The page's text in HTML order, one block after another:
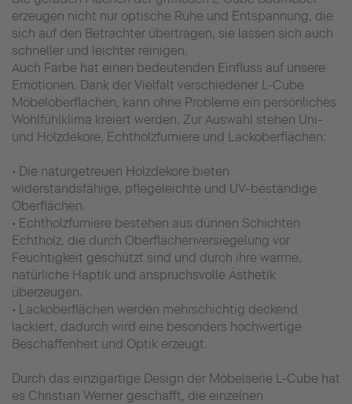
erzeugen nicht nur optische Ruhe und Entspannung, die
sich auf den Betrachter übertragen, sie lassen sich auch
schneller und leichter reinigen.
Auch Farbe hat einen bedeutenden Einfluss auf unsere
Emotionen. Dank der Vielfalt verschiedener L-Cube
Möbeloberflächen, kann ohne Probleme ein persönliches
Wohlfühlklima kreiert werden. Zur Auswahl stehen Uni-
und Holzdekore, Echtholzfurniere und Lackoberflächen:
• Die naturgetreuen Holzdekore bieten
widerstandsfähige, pflegeleichte und UV-beständige
Oberflächen.
• Echtholzfurniere bestehen aus dünnen Schichten
Echtholz, die durch Oberflächenversiegelung vor
Feuchtigkeit geschützt sind und durch ihre warme,
natürliche Haptik und anspruchsvolle Ästhetik
überzeugen.
• Lackoberflächen werden mehrschichtig deckend
lackiert, dadurch wird eine besonders hochwertige
Beschaffenheit und Optik erzeugt.
Durch das einzigartige Design der Möbelserie L-Cube hat
es Christian Werner geschafft, die einzelnen